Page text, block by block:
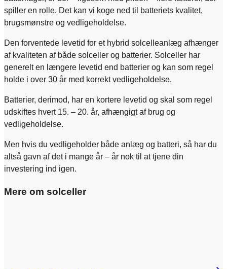
spiller en rolle. Det kan vi koge ned til batteriets kvalitet,
brugsmønstre og vedligeholdelse.
Den forventede levetid for et hybrid solcelleanlæg afhænger
af kvaliteten af både solceller og batterier. Solceller har
generelt en længere levetid end batterier og kan som regel
holde i over 30 år med korrekt vedligeholdelse.
Batterier, derimod, har en kortere levetid og skal som regel
udskiftes hvert 15. – 20. år, afhængigt af brug og
vedligeholdelse.
Men hvis du vedligeholder både anlæg og batteri, så har du
altså gavn af det i mange år – år nok til at tjene din
investering ind igen.
Mere om solceller